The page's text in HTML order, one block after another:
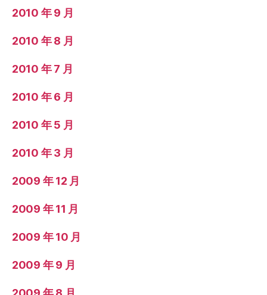
2010 年 9 月
2010 年 8 月
2010 年 7 月
2010 年 6 月
2010 年 5 月
2010 年 3 月
2009 年 12 月
2009 年 11 月
2009 年 10 月
2009 年 9 月